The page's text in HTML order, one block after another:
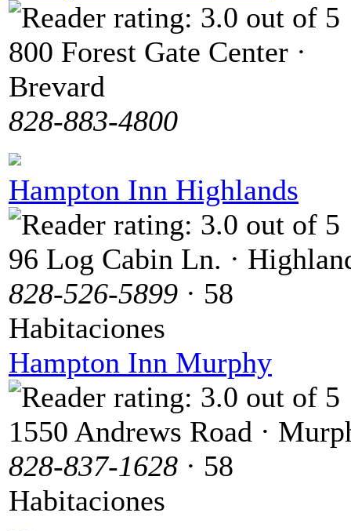
800 Forest Gate Center ·
Brevard
828-883-4800
Hampton Inn Highlands
96 Log Cabin Ln. ·
828-526-5899 · 58
Habitaciones
Hampton Inn Murphy
1550 Andrews Road ·
828-837-1628 · 58
Habitaciones